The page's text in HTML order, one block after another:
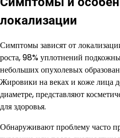
локализации
Симптомы зависят от
роста, 98% уплотнений
небольших опухолевых
Жировики на веках и коже лица
диаметре, представляют
для здоровья.
Обнаруживают проблему часто